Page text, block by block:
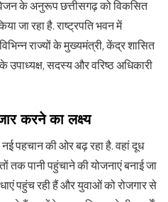
के अनुरूप छत्तीसगढ़ को विकसित
जा रहा है. राष्ट्रपति भवन में
राज्यों के मुख्यमंत्री, केंद्र शासित
उपाध्यक्ष, सदस्य और वरिष्ठ अधिकारी
करने का लक्ष्य
पहचान की ओर बढ़ रहा है. वहां दूध
तक पानी पहुंचाने की योजनाएं बनाई जा
पहुंच रही हैं और युवाओं को रोजगार से